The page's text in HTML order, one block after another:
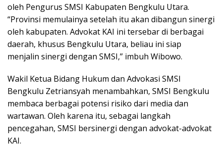
oleh Pengurus SMSI Kabupaten Bengkulu Utara.
“Provinsi memulainya setelah itu akan dibangun sinergi
oleh kabupaten. Advokat KAI ini tersebar di berbagai
daerah, khusus Bengkulu Utara, beliau ini siap
menjalin sinergi dengan SMSI,” imbuh Wibowo.
Wakil Ketua Bidang Hukum dan Advokasi SMSI
Bengkulu Zetriansyah menambahkan, SMSI Bengkulu
membaca berbagai potensi risiko dari media dan
wartawan. Oleh karena itu, sebagai langkah
pencegahan, SMSI bersinergi dengan advokat-advokat
KAI.